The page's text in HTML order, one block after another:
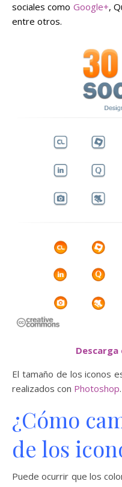
sociales como Google+,
entre otros.
Descarga
El tamaño de los iconos
realizados con Photoshop.
¿Cómo
de los
Puede ocurrir que los